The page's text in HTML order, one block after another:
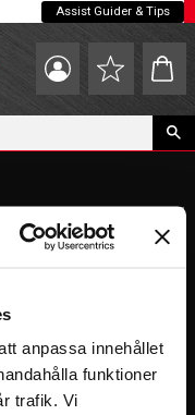
anpassa innehållet
funktioner
trafik. Vi
Assist Guider & Tips
Favoriter